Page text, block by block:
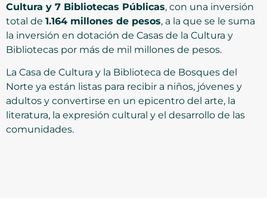
Cultura y 7 Bibliotecas Públicas, con una inversión
total de 1.164 millones de pesos, a la que se le suma
la inversión en dotación de Casas de la Cultura y
Bibliotecas por más de mil millones de pesos.
La Casa de Cultura y la Biblioteca de Bosques del
Norte ya están listas para recibir a niños, jóvenes y
adultos y convertirse en un epicentro del arte, la
literatura, la expresión cultural y el desarrollo de las
comunidades.